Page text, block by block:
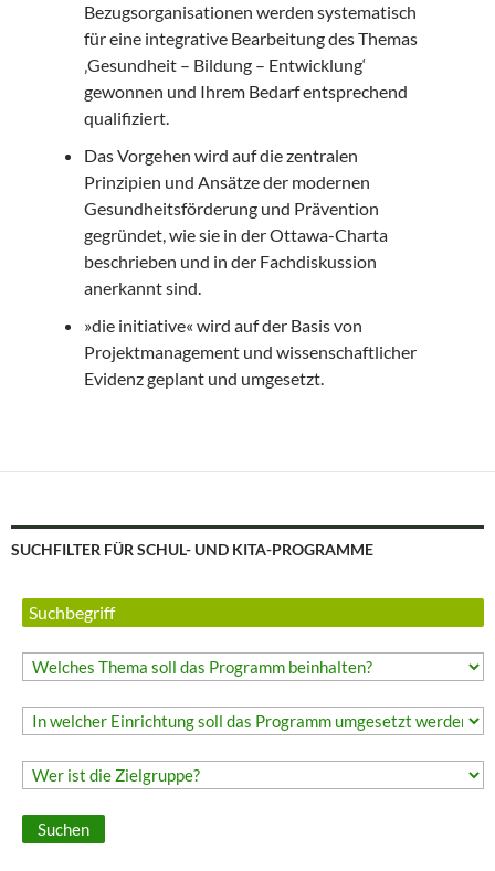
Bezugsorganisationen werden systematisch
für eine integrative Bearbeitung des Themas
‚Gesundheit – Bildung – Entwicklung‘
gewonnen und Ihrem Bedarf entsprechend
qualifiziert.
Das Vorgehen wird auf die zentralen
Prinzipien und Ansätze der modernen
Gesundheitsförderung und Prävention
gegründet, wie sie in der Ottawa-Charta
beschrieben und in der Fachdiskussion
anerkannt sind.
»die initiative« wird auf der Basis von
Projektmanagement und wissenschaftlicher
Evidenz geplant und umgesetzt.
SUCHFILTER FÜR SCHUL- UND KITA-PROGRAMME